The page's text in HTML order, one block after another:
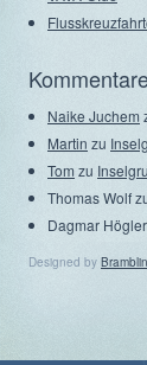
Naike Juchem
Martin zu
Tom zu
Thomas Wolf
Dagmar Högler
Designed by